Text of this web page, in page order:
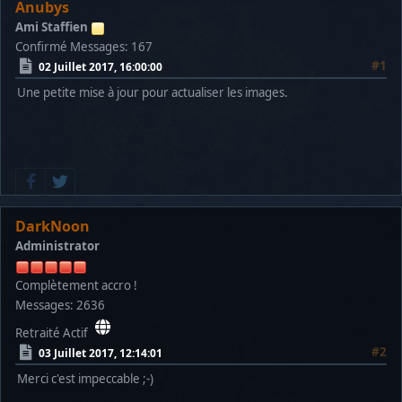
Anubys
Ami Staffien
Confirmé Messages: 167
02 Juillet 2017, 16:00:00
#1
Une petite mise à jour pour actualiser les images.
DarkNoon
Administrator
Complètement accro !
Messages: 2636
Retraité Actif
03 Juillet 2017, 12:14:01
#2
Merci c'est impeccable ;-)